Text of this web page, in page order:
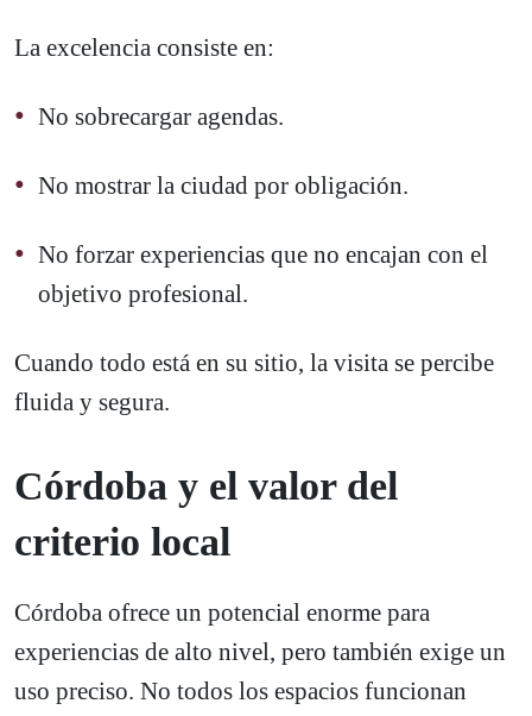
La excelencia consiste en:
No sobrecargar agendas.
No mostrar la ciudad por obligación.
No forzar experiencias que no encajan con el
objetivo profesional.
Cuando todo está en su sitio, la visita se percibe
fluida y segura.
Córdoba y el valor del
criterio local
Córdoba ofrece un potencial enorme para
experiencias de alto nivel, pero también exige un
uso preciso. No todos los espacios funcionan